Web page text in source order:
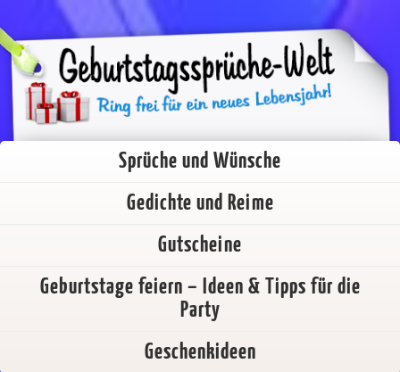
Sprüche und Wünsche
Gedichte und Reime
Gutscheine
Geburtstage feiern – Ideen & Tipps für die
Party
Geschenkideen